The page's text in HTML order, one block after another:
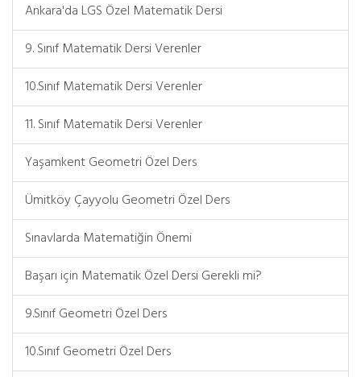
Ankara'da LGS Özel Matematik Dersi
9. Sınıf Matematik Dersi Verenler
10.Sınıf Matematik Dersi Verenler
11. Sınıf Matematik Dersi Verenler
Yaşamkent Geometri Özel Ders
Ümitköy Çayyolu Geometri Özel Ders
Sınavlarda Matematiğin Önemi
Başarı için Matematik Özel Dersi Gerekli mi?
9.Sınıf Geometri Özel Ders
10.Sınıf Geometri Özel Ders